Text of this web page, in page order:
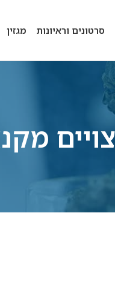
סרטונים וראיונות מגזין